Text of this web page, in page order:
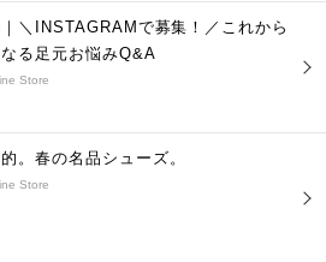
＼INSTAGRAMで募集！／これから
る足元お悩みQ&A
Store
。春の名品シューズ。
Store